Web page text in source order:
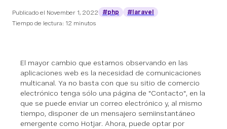
Publicado el November 1, 2022 #php
#laravel
Tiempo de lectura: 12 minutos
El mayor cambio que estamos observando en las
aplicaciones web es la necesidad de comunicaciones
multicanal. Ya no basta con que su sitio de comercio
electrónico tenga sólo una página de "Contacto", en la
que se puede enviar un correo electrónico y, al mismo
tiempo, disponer de un mensajero semiinstantáneo
emergente como Hotjar. Ahora, puede optar por